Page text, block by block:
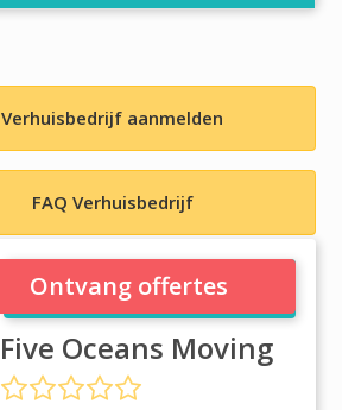
Verhuisbedrijf aanmelden
FAQ Verhuisbedrijf
Five Oceans Moving
Five Oceans Moving
Ontvang offertes